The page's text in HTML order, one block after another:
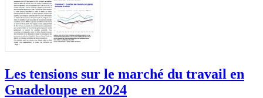
Les tensions sur le marché du travail en
Guadeloupe en 2024